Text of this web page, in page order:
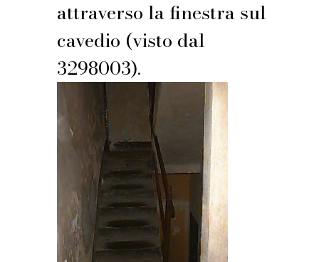
attraverso la finestra sul
cavedio (visto dal
3298003).